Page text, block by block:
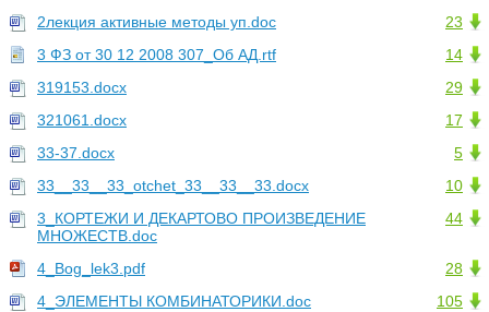
23
2лекция активные методы уп.doc
14
3 ФЗ от 30 12 2008 307_Об АД.rtf
29
319153.docx
17
321061.docx
5
33-37.docx
10
33__33__33_otchet_33__33__33.docx
44
3_КОРТЕЖИ И ДЕКАРТОВО ПРОИЗВЕДЕНИЕ
МНОЖЕСТВ.doc
28
4_Bog_lek3.pdf
105
4_ЭЛЕМЕНТЫ КОМБИНАТОРИКИ.doc